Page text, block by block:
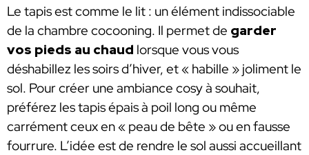
Le tapis est comme le lit : un élément indissociable
de la chambre cocooning. Il permet de garder
vos pieds au chaud lorsque vous vous
déshabillez les soirs d’hiver, et « habille » joliment le
sol. Pour créer une ambiance cosy à souhait,
préférez les tapis épais à poil long ou même
carrément ceux en « peau de bête » ou en fausse
fourrure. L’idée est de rendre le sol aussi accueillant